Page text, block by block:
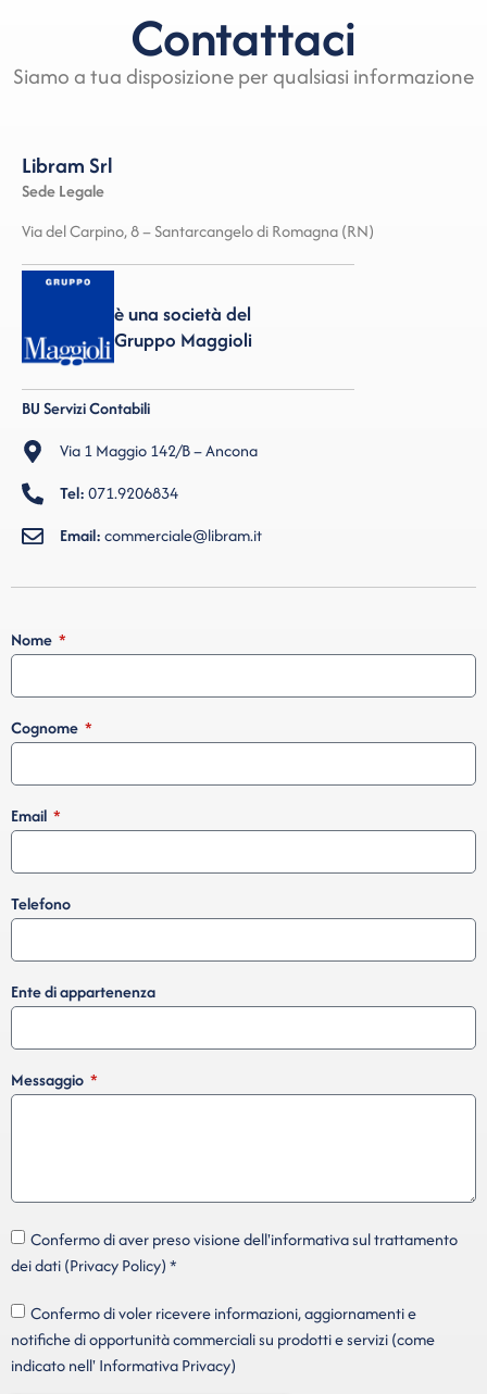
Contattaci
Siamo a tua disposizione per qualsiasi informazione
Libram Srl
Sede Legale
Via del Carpino, 8 – Santarcangelo di Romagna (RN)
è una società del
Gruppo Maggioli
BU Servizi Contabili
Via 1 Maggio 142/B – Ancona
Tel:071.9206834
Email:commerciale@libram.it
Nome
Cognome
Email
Telefono
Ente di appartenenza
Messaggio
Confermo di aver preso visione dell'informativa sul trattamento
dei dati (Privacy Policy) *
Confermo di voler ricevere informazioni, aggiornamenti e
notifiche di opportunità commerciali su prodotti e servizi (come
indicato nell' Informativa Privacy)